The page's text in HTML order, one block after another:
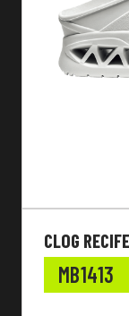
CLOG RECIFE
MB1413